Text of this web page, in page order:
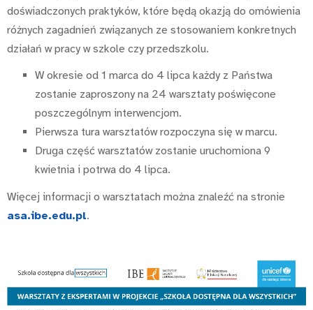
doświadczonych praktyków, które będą okazją do omówienia
różnych zagadnień związanych ze stosowaniem konkretnych
działań w pracy w szkole czy przedszkolu.
W okresie od 1 marca do 4 lipca każdy z Państwa
zostanie zaproszony na 24 warsztaty poświęcone
poszczególnym interwencjom.
Pierwsza tura warsztatów rozpoczyna się w marcu.
Druga część warsztatów zostanie uruchomiona 9
kwietnia i potrwa do 4 lipca.
Więcej informacji o warsztatach można znaleźć na stronie
asa.ibe.edu.pl.